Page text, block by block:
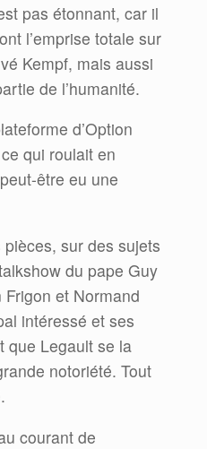
pas étonnant, car il
l’emprise totale sur
Kempf, mais aussi
de l’humanité.
d’Option
qui roulait en
être eu une
sur des sujets
du pape Guy
et Normand
intéressé et ses
que Legault se la
notoriété. Tout
courant de